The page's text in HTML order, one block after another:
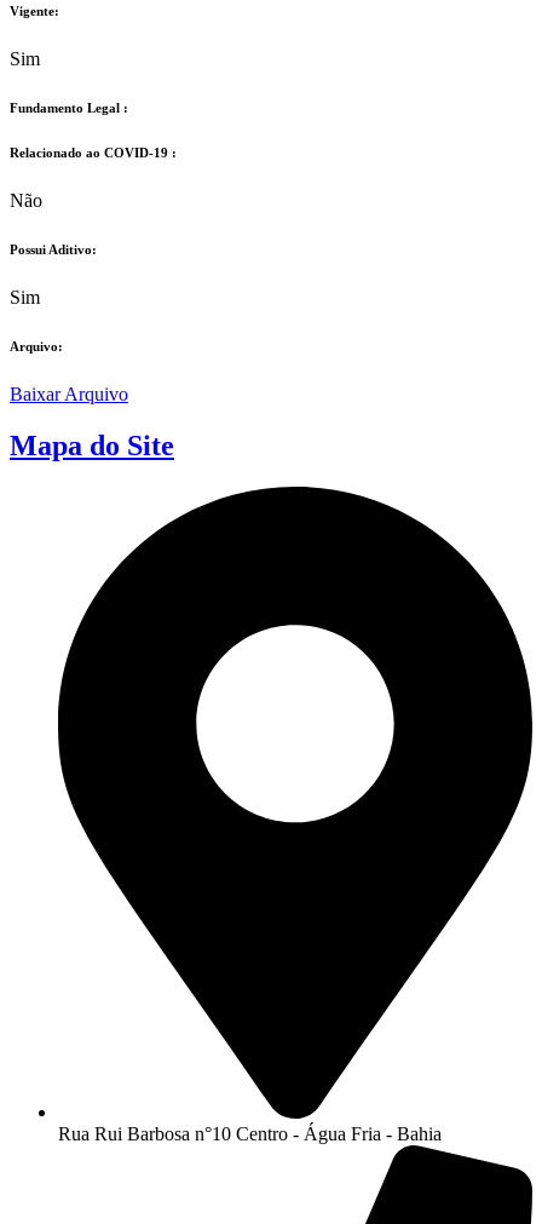
Vigente:
Sim
Fundamento Legal :​
Relacionado ao COVID-19 :​
Não
Possui Aditivo:​
Sim
Arquivo:
Baixar Arquivo
Mapa do Site
Rua Rui Barbosa n°10 Centro - Água Fria - Bahia